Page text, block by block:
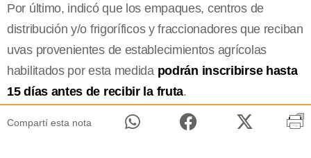
Por último, indicó que los empaques, centros de
distribución y/o frigoríficos y fraccionadores que reciban
uvas provenientes de establecimientos agrícolas
habilitados por esta medida podrán inscribirse hasta
15 días antes de recibir la fruta.
Compartí esta nota